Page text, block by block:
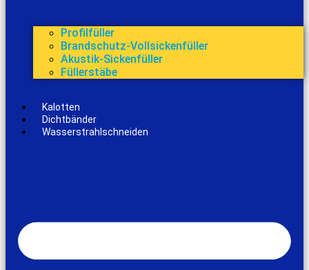
Profilfüller
Brandschutz-Vollsickenfüller
Akustik-Sickenfüller
Füllerstäbe
Kalotten
Dichtbänder
Wasserstrahlschneiden